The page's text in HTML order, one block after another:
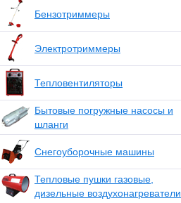
Бензотриммеры
Электротриммеры
Тепловентиляторы
Бытовые погружные насосы и
шланги
Снегоуборочные машины
Тепловые пушки газовые,
дизельные воздухонагреватели